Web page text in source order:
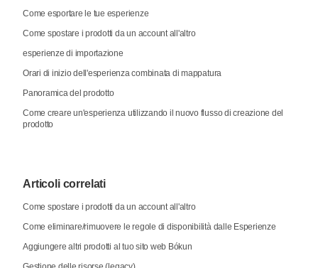
Come esportare le tue esperienze
Come spostare i prodotti da un account all'altro
esperienze di importazione
Orari di inizio dell'esperienza combinata di mappatura
Panoramica del prodotto
Come creare un'esperienza utilizzando il nuovo flusso di creazione del
prodotto
Articoli correlati
Come spostare i prodotti da un account all'altro
Come eliminare/rimuovere le regole di disponibilità dalle Esperienze
Aggiungere altri prodotti al tuo sito web Bókun